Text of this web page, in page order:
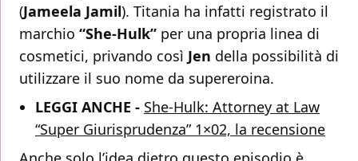
(Jameela Jamil). Titania ha infatti registrato il
marchio “She-Hulk” per una propria linea di
cosmetici, privando così Jen della possibilità di
utilizzare il suo nome da supereroina.
LEGGI ANCHE - She-Hulk: Attorney at Law
“Super Giurisprudenza” 1×02, la recensione